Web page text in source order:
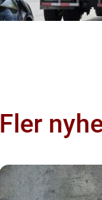
Fler